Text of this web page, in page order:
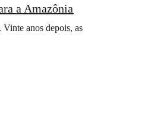
a Amazônia
anos depois, as